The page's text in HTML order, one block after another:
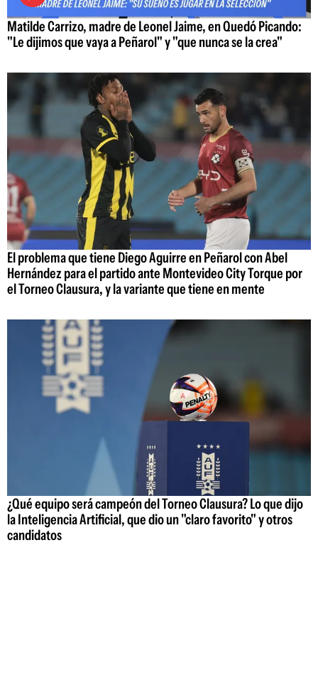
Matilde Carrizo, madre de Leonel Jaime, en Quedó Picando:
"Le dijimos que vaya a Peñarol" y "que nunca se la crea"
El problema que tiene Diego Aguirre en Peñarol con Abel
Hernández para el partido ante Montevideo City Torque por
el Torneo Clausura, y la variante que tiene en mente
¿Qué equipo será campeón del Torneo Clausura? Lo que dijo
la Inteligencia Artificial, que dio un "claro favorito" y otros
candidatos